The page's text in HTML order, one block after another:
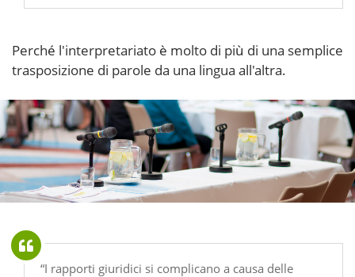
Perché l'interpretariato è molto di più di una semplice
trasposizione di parole da una lingua all'altra.
“I rapporti giuridici si complicano a causa delle